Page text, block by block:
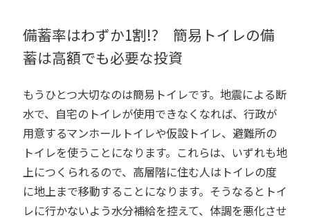
備蓄率はわずか1割!? 簡易トイレの備
蓄は高額でも必要な投資
もうひとつ大切なのは簡易トイレです。地震による断
水で、自宅のトイレが使用できなくなれば、行政が
用意するマンホールトイレや仮設トイレ、避難所の
トイレを使うことになります。これらは、いずれも地
上につくられるので、高層階に住む人はトイレの度
に地上まで移動することになります。そうなるとトイ
レに行かないよう水分補給を控えて、体調を悪化させ